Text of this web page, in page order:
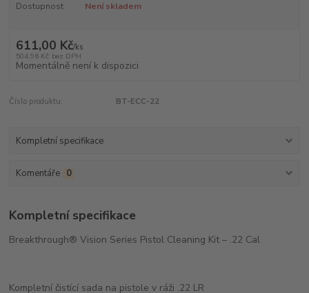
Dostupnost Není skladem
611,00 Kč/ks
504,96 Kč bez DPH
Momentálně není k dispozici
Číslo produktu: BT-ECC-22
Kompletní specifikace
Komentáře 0
Kompletní specifikace
Breakthrough® Vision Series Pistol Cleaning Kit – .22 Cal
Kompletní čistící sada na pistole v ráži .22 LR